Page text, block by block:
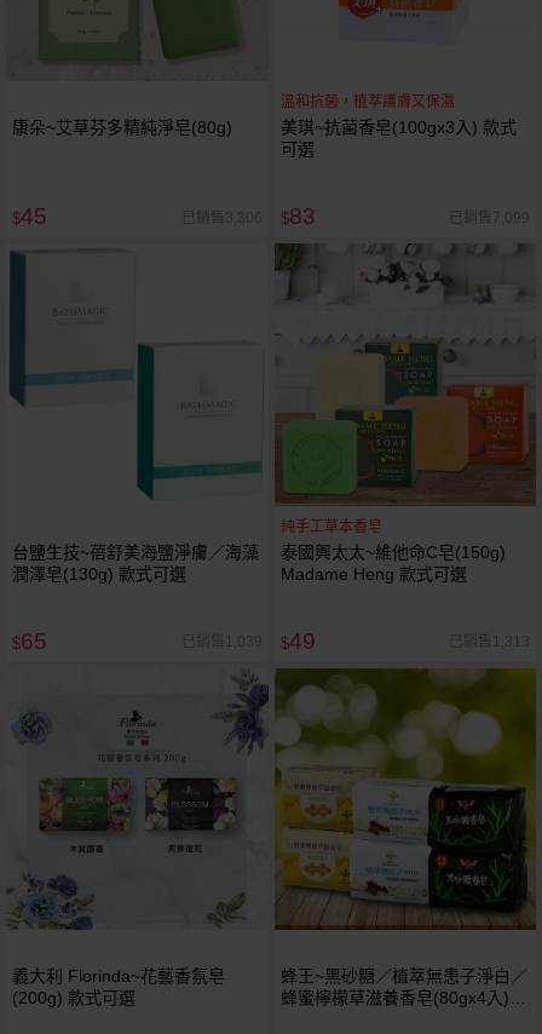
康朵~艾草芬多精純淨皂(80g)
$45 已銷售3,306
溫和抗菌，植萃護膚又保濕
美琪~抗菌香皂(100gx3入) 款式
可選
$83 已銷售7,099
台鹽生技~蓓舒美海鹽淨膚／海藻
潤澤皂(130g) 款式可選
$65 已銷售1,039
純手工草本香皂
泰國興太太~維他命C皂(150g)
Madame Heng 款式可選
$49 已銷售1,313
義大利 Florinda~花藝香氛皂
(200g) 款式可選
蜂王~黑砂糖／植萃無患子淨白／
蜂蜜檸檬草滋養香皂(80gx4入)